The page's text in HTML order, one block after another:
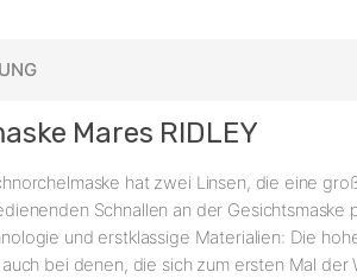
Mares RIDLEY
hat zwei Linsen, die eine
Schnallen an der
und erstklassige Materialien: Die
bei denen, die sich zum ersten Mal der